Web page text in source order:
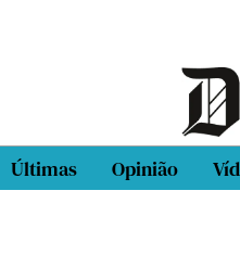
Últimas Opinião